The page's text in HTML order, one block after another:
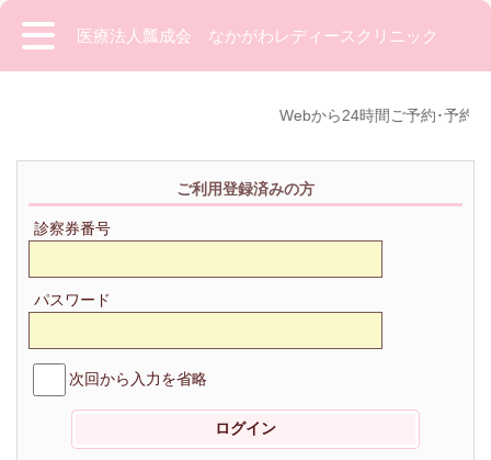
医療法人瓢成会 なかがわレディースクリニック
Webから24時間ご予約･予約変
ご利用登録済みの方
診察券番号
パスワード
次回から入力を省略